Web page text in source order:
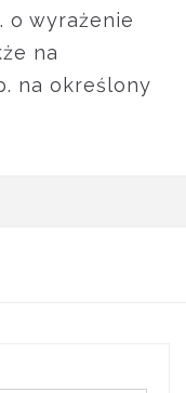
o wyrażenie
na
na określony